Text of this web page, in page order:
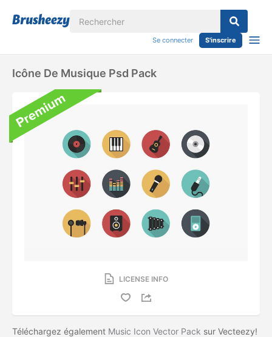
Se connecter S'inscrire
Icône De Musique Psd Pack
LICENSE INFO
Téléchargez également Music Icon Vector Pack sur Vecteezy!